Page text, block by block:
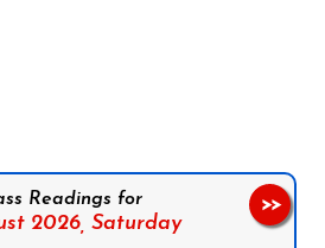
Readings for
2026, Saturday
>>